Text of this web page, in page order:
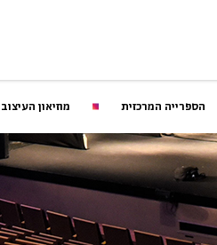
הספרייה המרכזית מוזיאון